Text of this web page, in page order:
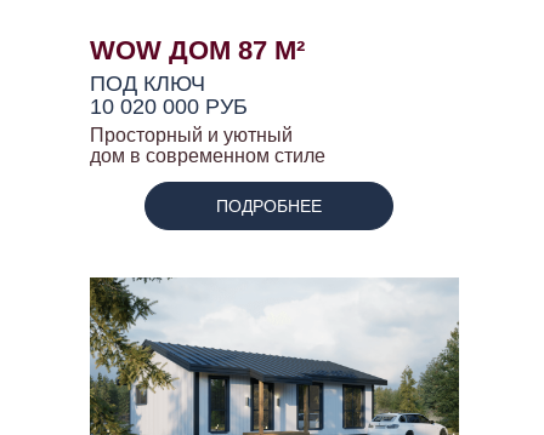
WOW ДОМ 87 М²
ПОД КЛЮЧ
10 020 000 РУБ
Просторный и уютный
дом в современном стиле
ПОДРОБНЕЕ